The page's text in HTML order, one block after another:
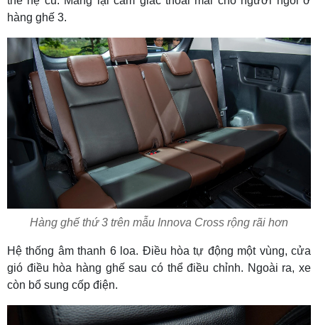
hàng ghế 3.
Hàng ghế thứ 3 trên mẫu Innova Cross rộng rãi hơn
Hệ thống âm thanh 6 loa. Điều hòa tự động một vùng, cửa
gió điều hòa hàng ghế sau có thể điều chỉnh. Ngoài ra, xe
còn bổ sung cốp điện.